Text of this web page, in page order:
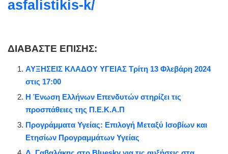
asfalistikis-k/
ΔΙΑΒΑΣΤΕ ΕΠΙΣΗΣ:
ΑΥΞΗΣΕΙΣ ΚΛΑΔΟΥ ΥΓΕΙΑΣ Τρίτη 13 Φλεβάρη 2024
στις 17:00
Η Ένωση Ελλήνων Επενδυτών στηρίζει τις
προσπάθειες της Π.Ε.Κ.Α.Π
Προγράμματα Υγείας: Επιλογή Μεταξύ Ισοβίων και
Ετησίων Προγραμμάτων Υγείας